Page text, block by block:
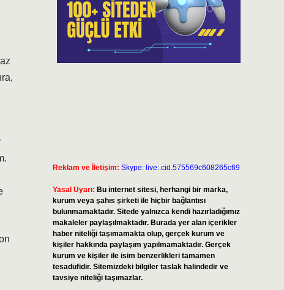
Reklam ve İletişim: Skype: live:.cid.575569c608265c69
Yasal Uyarı: Bu internet sitesi, herhangi bir marka,
kurum veya şahıs şirketi ile hiçbir bağlantısı
bulunmamaktadır. Sitede yalnızca kendi hazırladığımız
makaleler paylaşılmaktadır. Burada yer alan içerikler
haber niteliği taşımamakta olup, gerçek kurum ve
kişiler hakkında paylaşım yapılmamaktadır. Gerçek
kurum ve kişiler ile isim benzerlikleri tamamen
tesadüfidir. Sitemizdeki bilgiler taslak halindedir ve
tavsiye niteliği taşımazlar.